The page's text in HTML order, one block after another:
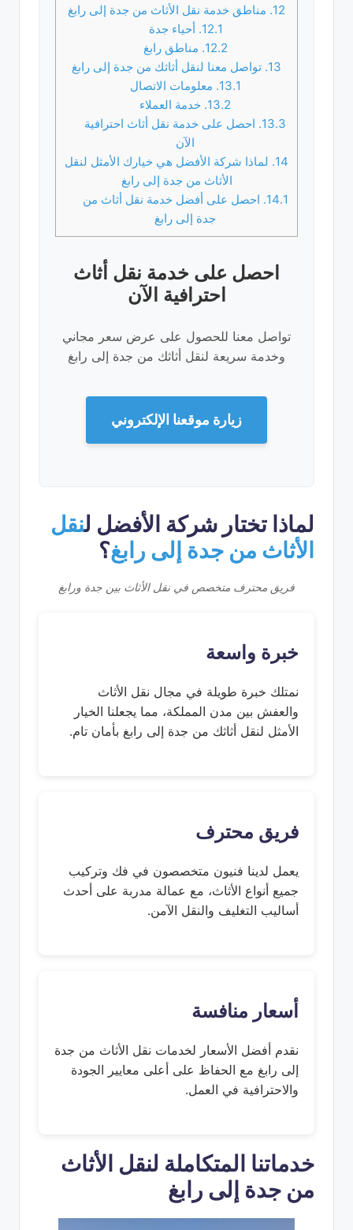
12. مناطق خدمة نقل الأثاث من جدة إلى رابغ
12.1. أحياء جدة
12.2. مناطق رابغ
13. تواصل معنا لنقل أثاثك من جدة إلى رابغ
13.1. معلومات الاتصال
13.2. خدمة العملاء
13.3. احصل على خدمة نقل أثاث احترافية
الآن
14. لماذا شركة الأفضل هي خيارك الأمثل لنقل
الأثاث من جدة إلى رابغ
14.1. احصل على أفضل خدمة نقل أثاث من
جدة إلى رابغ
احصل على خدمة نقل أثاث
احترافية الآن
تواصل معنا للحصول على عرض سعر مجاني
وخدمة سريعة لنقل أثاثك من جدة إلى رابغ
زيارة موقعنا الإلكتروني
لماذا تختار شركة الأفضل لنقل
الأثاث من جدة إلى رابغ؟
فريق محترف متخصص في نقل الأثاث بين جدة ورابغ
خبرة واسعة
نمتلك خبرة طويلة في مجال نقل الأثاث
والعفش بين مدن المملكة، مما يجعلنا الخيار
الأمثل لنقل أثاثك من جدة إلى رابغ بأمان تام.
فريق محترف
يعمل لدينا فنيون متخصصون في فك وتركيب
جميع أنواع الأثاث، مع عمالة مدربة على أحدث
أساليب التغليف والنقل الآمن.
أسعار منافسة
نقدم أفضل الأسعار لخدمات نقل الأثاث من جدة
إلى رابغ مع الحفاظ على أعلى معايير الجودة
والاحترافية في العمل.
خدماتنا المتكاملة لنقل الأثاث
من جدة إلى رابغ